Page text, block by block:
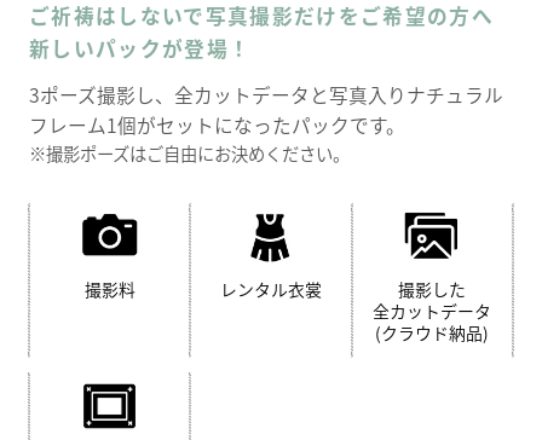
ご祈祷はしないで写真撮影だけをご希望の方へ
新しいパックが登場！
3ポーズ撮影し、全カットデータと写真入りナチュラル
フレーム1個がセットになったパックです。
※撮影ポーズはご自由にお決めください。
撮影料 レンタル衣裳
撮影した
全カットデータ
(クラウド納品)